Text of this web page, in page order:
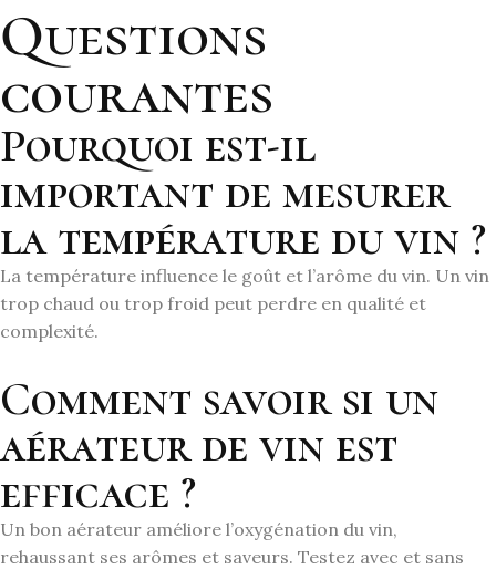
Questions
courantes
Pourquoi est-il
important de mesurer
la température du vin ?
La température influence le goût et l’arôme du vin. Un vin
trop chaud ou trop froid peut perdre en qualité et
complexité.
Comment savoir si un
aérateur de vin est
efficace ?
Un bon aérateur améliore l’oxygénation du vin,
rehaussant ses arômes et saveurs. Testez avec et sans